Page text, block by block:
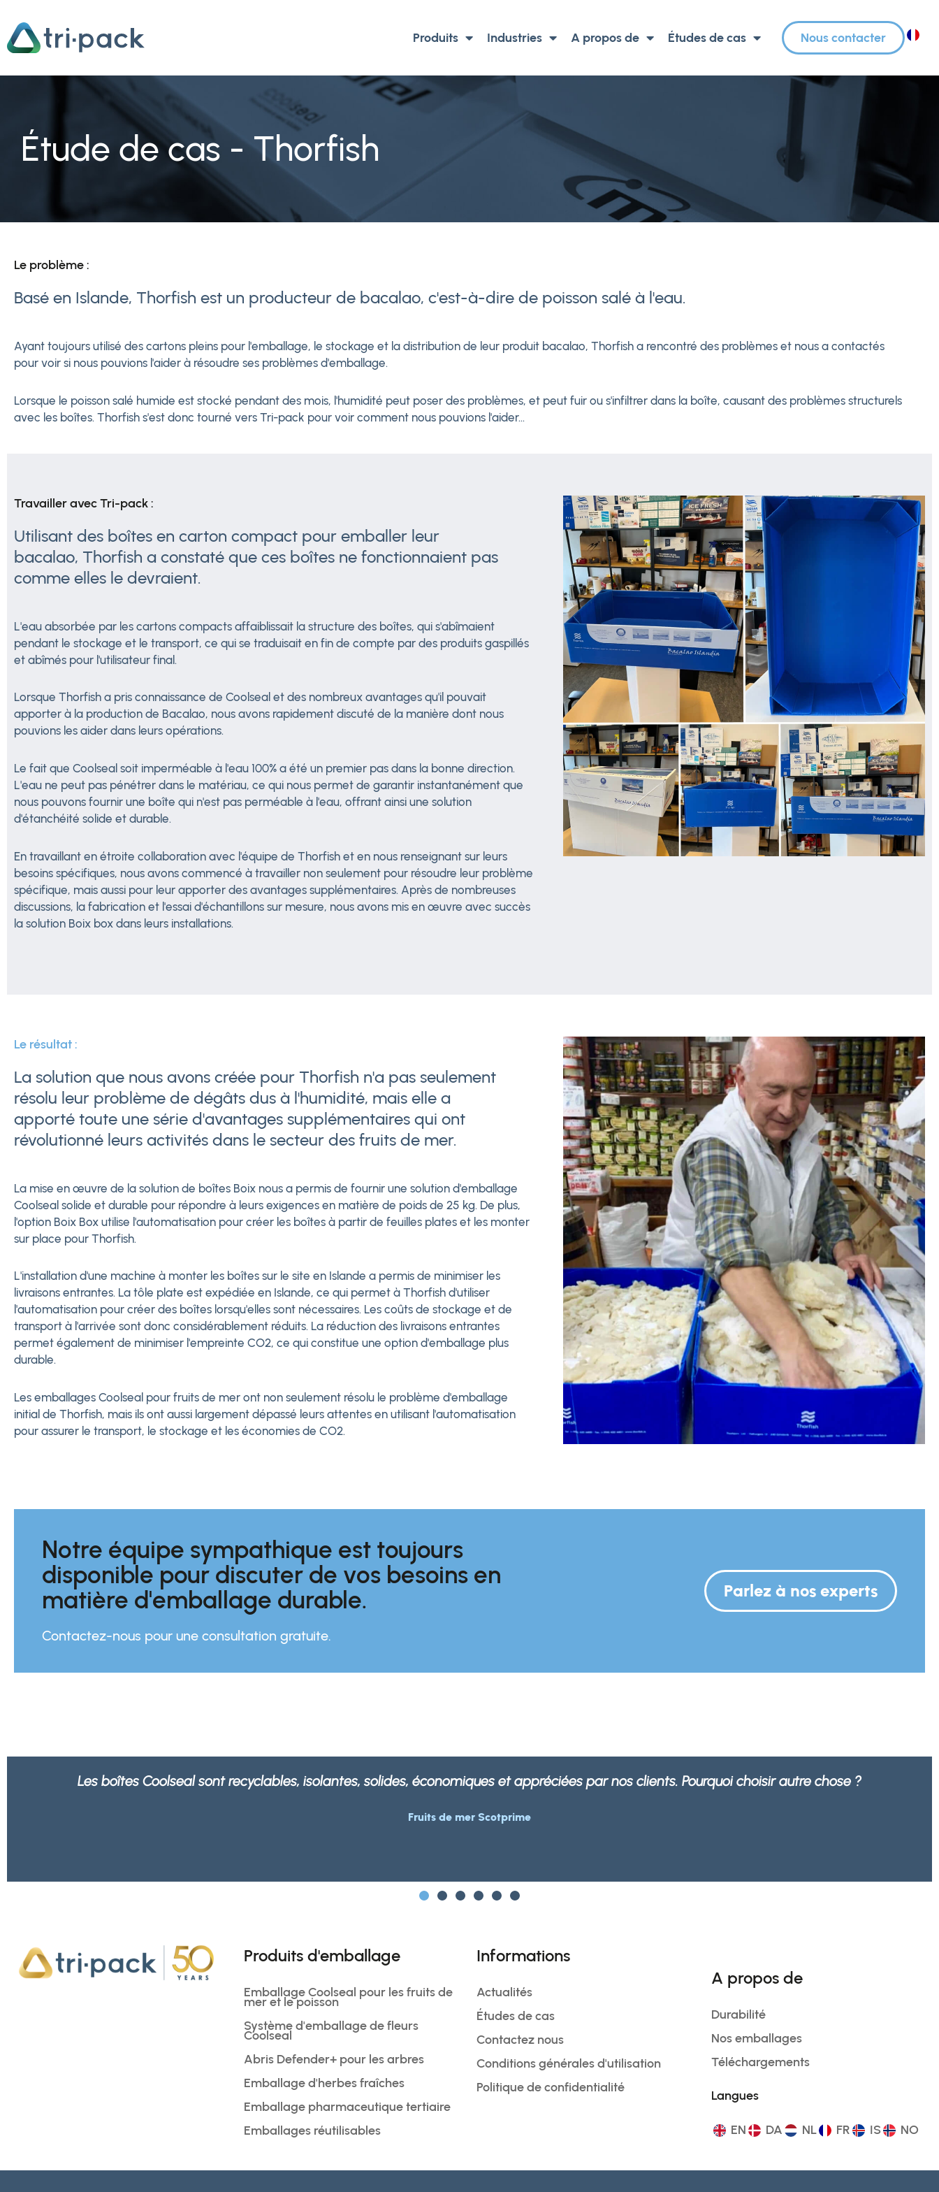
au
contenu
Produits Industries A propos de Études de cas Nous contacter
Étude de cas - Thorfish
Le problème :
Basé en Islande, Thorfish est un producteur de bacalao, c'est-à-dire de poisson salé à l'eau.
Ayant toujours utilisé des cartons pleins pour l'emballage, le stockage et la distribution de leur produit bacalao, Thorfish a rencontré des problèmes et nous a contactés
pour voir si nous pouvions l'aider à résoudre ses problèmes d'emballage.
Lorsque le poisson salé humide est stocké pendant des mois, l'humidité peut poser des problèmes, et peut fuir ou s'infiltrer dans la boîte, causant des problèmes structurels
avec les boîtes. Thorfish s'est donc tourné vers Tri-pack pour voir comment nous pouvions l'aider...
Travailler avec Tri-pack :
Utilisant des boîtes en carton compact pour emballer leur
bacalao, Thorfish a constaté que ces boîtes ne fonctionnaient pas
comme elles le devraient.
L'eau absorbée par les cartons compacts affaiblissait la structure des boîtes, qui s'abîmaient
pendant le stockage et le transport, ce qui se traduisait en fin de compte par des produits gaspillés
et abîmés pour l'utilisateur final.
Lorsque Thorfish a pris connaissance de Coolseal et des nombreux avantages qu'il pouvait
apporter à la production de Bacalao, nous avons rapidement discuté de la manière dont nous
pouvions les aider dans leurs opérations.
Le fait que Coolseal soit imperméable à l'eau 100% a été un premier pas dans la bonne direction.
L'eau ne peut pas pénétrer dans le matériau, ce qui nous permet de garantir instantanément que
nous pouvons fournir une boîte qui n'est pas perméable à l'eau, offrant ainsi une solution
d'étanchéité solide et durable.
En travaillant en étroite collaboration avec l'équipe de Thorfish et en nous renseignant sur leurs
besoins spécifiques, nous avons commencé à travailler non seulement pour résoudre leur problème
spécifique, mais aussi pour leur apporter des avantages supplémentaires. Après de nombreuses
discussions, la fabrication et l'essai d'échantillons sur mesure, nous avons mis en œuvre avec succès
la solution Boix box dans leurs installations.
Le résultat :
La solution que nous avons créée pour Thorfish n'a pas seulement
résolu leur problème de dégâts dus à l'humidité, mais elle a
apporté toute une série d'avantages supplémentaires qui ont
révolutionné leurs activités dans le secteur des fruits de mer.
La mise en œuvre de la solution de boîtes Boix nous a permis de fournir une solution d'emballage
Coolseal solide et durable pour répondre à leurs exigences en matière de poids de 25 kg. De plus,
l'option Boix Box utilise l'automatisation pour créer les boîtes à partir de feuilles plates et les monter
sur place pour Thorfish.
L'installation d'une machine à monter les boîtes sur le site en Islande a permis de minimiser les
livraisons entrantes. La tôle plate est expédiée en Islande, ce qui permet à Thorfish d'utiliser
l'automatisation pour créer des boîtes lorsqu'elles sont nécessaires. Les coûts de stockage et de
transport à l'arrivée sont donc considérablement réduits. La réduction des livraisons entrantes
permet également de minimiser l'empreinte CO2, ce qui constitue une option d'emballage plus
durable.
Les emballages Coolseal pour fruits de mer ont non seulement résolu le problème d'emballage
initial de Thorfish, mais ils ont aussi largement dépassé leurs attentes en utilisant l'automatisation
pour assurer le transport, le stockage et les économies de CO2.
Notre équipe sympathique est toujours
disponible pour discuter de vos besoins en
matière d'emballage durable.
Contactez-nous pour une consultation gratuite.
Parlez à nos experts
Nous sommes rassurés de savoir que tous nos emballages sont non seulement solides et robustes, mais aussi 100% recyclables par
Produits d'emballage
Emballage Coolseal pour les fruits de
mer et le poisson
Système d'emballage de fleurs
Coolseal
Abris Defender+ pour les arbres
Emballage d'herbes fraîches
Emballage pharmaceutique tertiaire
Emballages réutilisables
Informations
Actualités
Études de cas
Contactez nous
Conditions générales d'utilisation
Politique de confidentialité
A propos de
Durabilité
Nos emballages
Téléchargements
Langues
EN DA NL FR IS NO